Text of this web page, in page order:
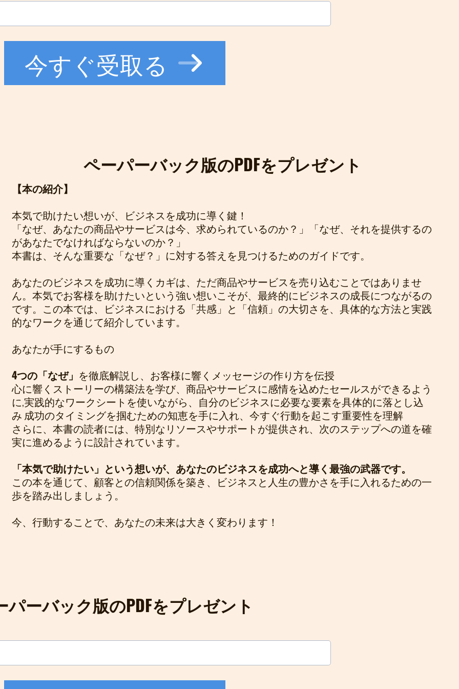
今すぐ受取る
ペーパーバック版のPDFをプレゼント
【本の紹介】
本気で助けたい想いが、ビジネスを成功に導く鍵！
「なぜ、あなたの商品やサービスは今、求められているのか？」「なぜ、それを提供するの
があなたでなければならないのか？」
本書は、そんな重要な「なぜ？」に対する答えを見つけるためのガイドです。
あなたのビジネスを成功に導くカギは、ただ商品やサービスを売り込むことではありませ
ん。本気でお客様を助けたいという強い想いこそが、最終的にビジネスの成長につながるの
です。この本では、ビジネスにおける「共感」と「信頼」の大切さを、具体的な方法と実践
的なワークを通じて紹介しています。
あなたが手にするもの
4つの「なぜ」 を徹底解説し、お客様に響くメッセージの作り方を伝授
心に響くストーリーの構築法を学び、商品やサービスに感情を込めたセールスができるよう
に,実践的なワークシートを使いながら、自分のビジネスに必要な要素を具体的に落とし込
み 成功のタイミングを掴むための知恵を手に入れ、今すぐ行動を起こす重要性を理解
さらに、本書の読者には、特別なリソースやサポートが提供され、次のステップへの道を確
実に進めるように設計されています。
「本気で助けたい」という想いが、あなたのビジネスを成功へと導く最強の武器です。
この本を通じて、顧客との信頼関係を築き、ビジネスと人生の豊かさを手に入れるための一
歩を踏み出しましょう。
今、行動することで、あなたの未来は大きく変わります！
パーバック版のPDFをプレゼント